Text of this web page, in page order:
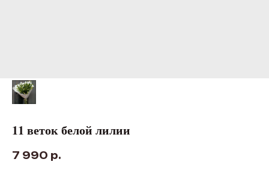
11 веток белой лилии
7 990 р.